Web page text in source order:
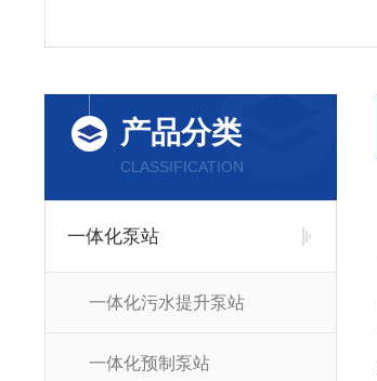
产品分类
CLASSIFICATION
一体化泵站
一体化污水提升泵站
一体化预制泵站